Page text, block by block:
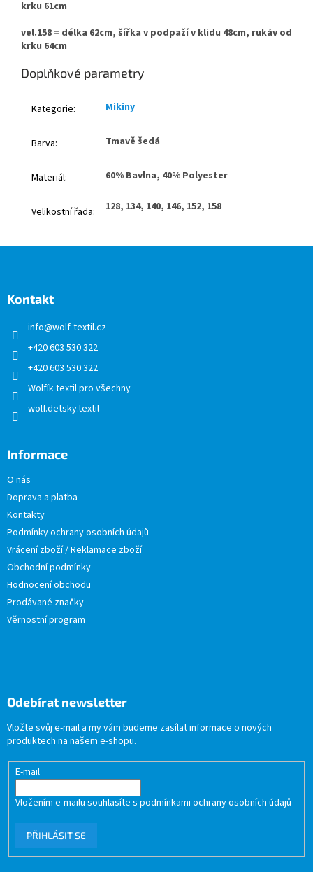
krku 61cm
vel.158 = délka 62cm, šířka v podpaží v klidu 48cm, rukáv od
krku 64cm
Doplňkové parametry
Kategorie: Mikiny
Barva: Tmavě šedá
Materiál: 60% Bavlna, 40% Polyester
Velikostní řada: 128, 134, 140, 146, 152, 158
Kontakt
info@wolf-textil.cz
+420 603 530 322
+420 603 530 322
Wolfík textil pro všechny
wolf.detsky.textil
Informace
O nás
Doprava a platba
Kontakty
Podmínky ochrany osobních údajů
Vrácení zboží / Reklamace zboží
Obchodní podmínky
Hodnocení obchodu
Prodávané značky
Věrnostní program
Odebírat newsletter
Vložte svůj e-mail a my vám budeme zasílat informace o nových
produktech na našem e-shopu.
E-mail
Vložením e-mailu souhlasíte s podmínkami ochrany osobních údajů
PŘIHLÁSIT SE